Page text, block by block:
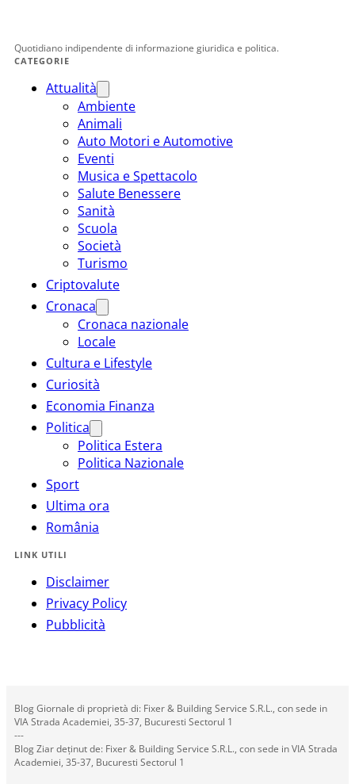
Quotidiano indipendente di informazione giuridica e politica.
CATEGORIE
Attualità
Ambiente
Animali
Auto Motori e Automotive
Eventi
Musica e Spettacolo
Salute Benessere
Sanità
Scuola
Società
Turismo
Criptovalute
Cronaca
Cronaca nazionale
Locale
Cultura e Lifestyle
Curiosità
Economia Finanza
Politica
Politica Estera
Politica Nazionale
Sport
Ultima ora
România
LINK UTILI
Disclaimer
Privacy Policy
Pubblicità
Blog Giornale di proprietà di: Fixer & Building Service S.R.L., con sede in
VIA Strada Academiei, 35-37, Bucuresti Sectorul 1
---
Blog Ziar deținut de: Fixer & Building Service S.R.L., con sede in VIA Strada
Academiei, 35-37, Bucuresti Sectorul 1